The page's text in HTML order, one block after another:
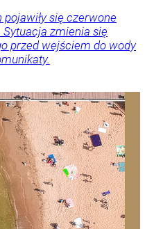
się czerwone
zmienia się
przed wejściem do wody